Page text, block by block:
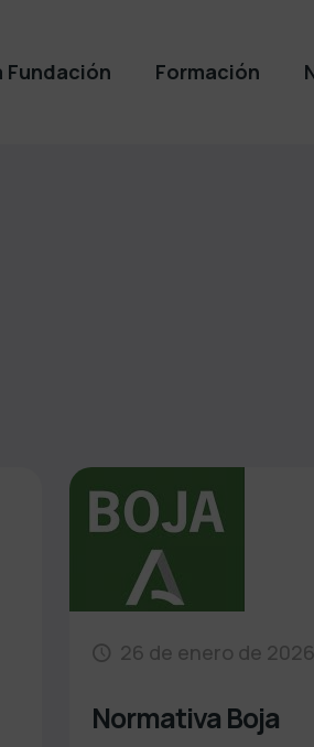
Fundación Formación
26 de enero de 2026
Normativa Boja